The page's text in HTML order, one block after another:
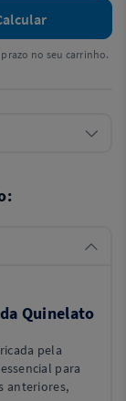
no seu carrinho.
Quinelato
pela
essencial para
anteriores,